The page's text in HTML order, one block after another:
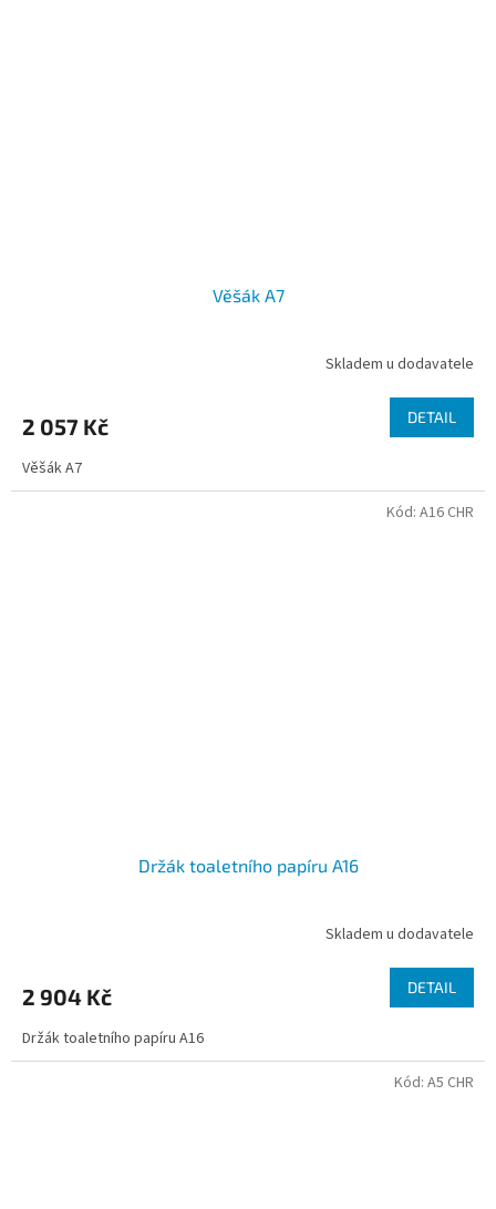
Věšák A7
Skladem u dodavatele
2 057 Kč DETAIL
Věšák A7
Držák toaletního papíru A16
Skladem u dodavatele
2 904 Kč DETAIL
Držák toaletního papíru A16
Kód: A16 CHR
Kód: A5 CHR